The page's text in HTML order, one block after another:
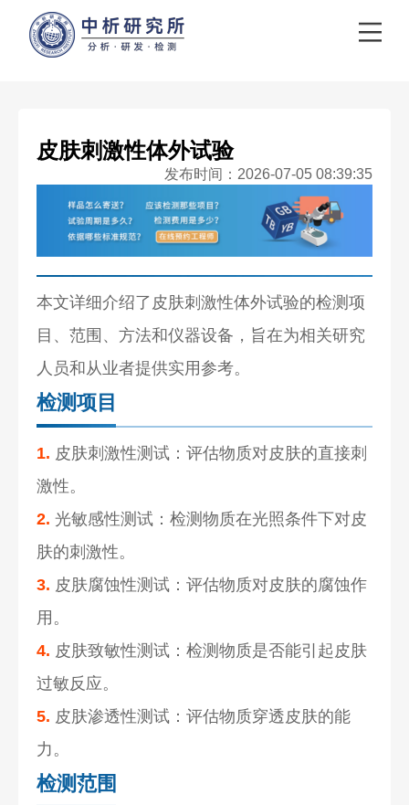
皮肤刺激性体外试验
发布时间：2026-07-05 08:39:35
本文详细介绍了皮肤刺激性体外试验的检测项
目、范围、方法和仪器设备，旨在为相关研究
人员和从业者提供实用参考。
检测项目
1. 皮肤刺激性测试：评估物质对皮肤的直接刺
激性。
2. 光敏感性测试：检测物质在光照条件下对皮
肤的刺激性。
3. 皮肤腐蚀性测试：评估物质对皮肤的腐蚀作
用。
4. 皮肤致敏性测试：检测物质是否能引起皮肤
过敏反应。
5. 皮肤渗透性测试：评估物质穿透皮肤的能
力。
检测范围